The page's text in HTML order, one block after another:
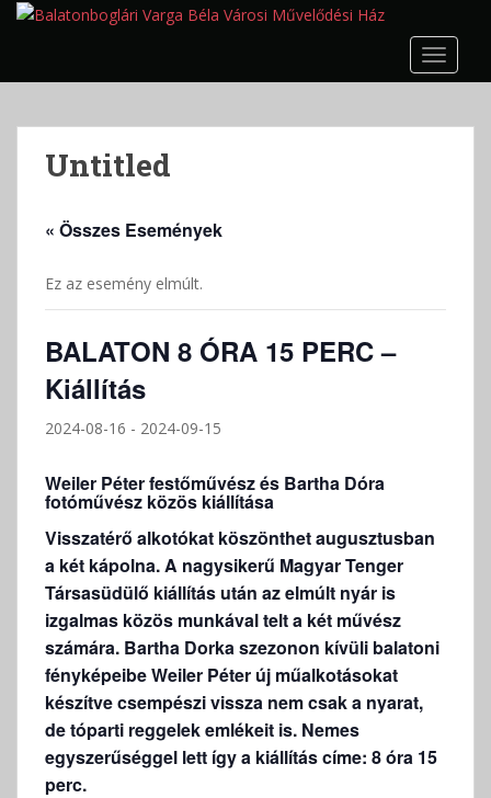
p
Untitled
« Összes Események
Ez az esemény elmúlt.
BALATON 8 ÓRA 15 PERC –
Kiállítás
2024-08-16 - 2024-09-15
Weiler Péter festőművész és Bartha Dóra
fotóművész közös kiállítása
Visszatérő alkotókat köszönthet augusztusban
a két kápolna. A nagysikerű Magyar Tenger
Társasüdülő kiállítás után az elmúlt nyár is
izgalmas közös munkával telt a két művész
számára. Bartha Dorka szezonon kívüli balatoni
fényképeibe Weiler Péter új műalkotásokat
készítve csempészi vissza nem csak a nyarat,
de tóparti reggelek emlékeit is. Nemes
egyszerűséggel lett így a kiállítás címe: 8 óra 15
perc.